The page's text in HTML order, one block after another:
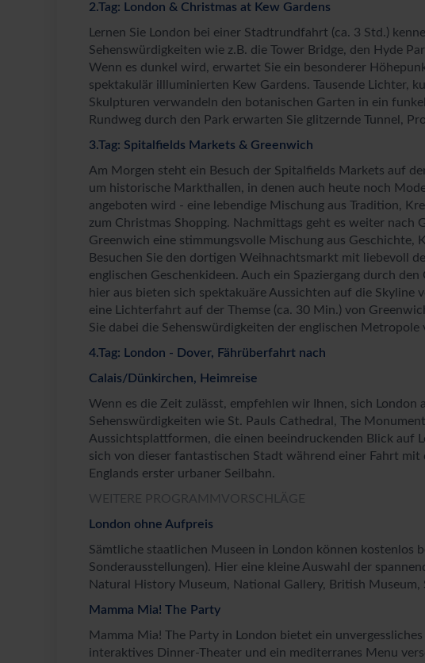
2.Tag: London & Christmas at Kew Gardens
Lernen Sie London bei einer Stadtrundfahrt (ca. 3 Std.)
Sehenswürdigkeiten wie z.B. die Tower Bridge, den Hyde
Wenn es dunkel wird, erwartet Sie ein besonderer
spektakulär illluminierten Kew Gardens. Tausende Lichter,
Skulpturen verwandeln den botanischen Garten in ein
Rundweg durch den Park erwarten Sie glitzernde Tunnel,
3.Tag: Spitalfields Markets & Greenwich
Am Morgen steht ein Besuch der Spitalfields Markets auf
um historische Markthallen, in denen auch heute noch
angeboten wird - eine lebendige Mischung aus Tradition,
zum Christmas Shopping. Nachmittags geht es weiter nach
Greenwich eine stimmungsvolle Mischung aus Geschichte,
Besuchen Sie den dortigen Weihnachtsmarkt mit liebevoll
englischen Geschenkideen. Auch ein Spaziergang durch
hier aus bieten sich spektakuäre Aussichten auf die Skyline
eine Lichterfahrt auf der Themse (ca. 30 Min.) von
Sie dabei die Sehenswürdigkeiten der englischen Metropole
4.Tag: London - Dover, Fährüberfahrt nach
Calais/Dünkirchen, Heimreise
Wenn es die Zeit zulässt, empfehlen wir Ihnen, sich London
Sehenswürdigkeiten wie St. Pauls Cathedral, The
Aussichtsplattformen, die einen beeindruckenden Blick auf
sich von dieser fantastischen Stadt während einer Fahrt mit
Englands erster urbaner Seilbahn.
WEITERE PROGRAMMVORSCHLÄGE
London ohne Aufpreis
Sämtliche staatlichen Museen in London können kostenlos
Sonderausstellungen). Hier eine kleine Auswahl der
Natural History Museum, National Gallery, British Museum,
Mamma Mia! The Party
Mamma Mia! The Party in London bietet ein
interaktives Dinner-Theater und ein mediterranes Menu